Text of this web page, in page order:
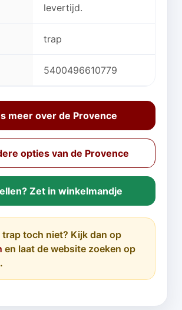
levertijd.
trap
5400496610779
meer over de Provence
opties van de Provence
Zet in winkelmandje
trap toch niet? Kijk dan op
en laat de website zoeken op